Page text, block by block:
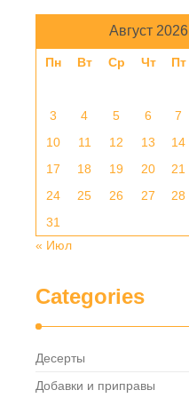
Август 2026
Пн Вт Ср Чт Пт
3
4 5 6 7
10
11 12 13 14
17
18 19 20 21
24
25 26 27 28
31
« Июл
Categories
Десерты
Добавки и приправы